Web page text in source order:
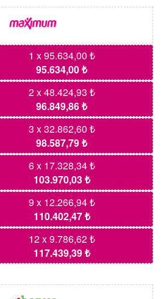
1 x 95.634,00 ₺
95.634,00 ₺
2 x 48.424,93 ₺
96.849,86 ₺
3 x 32.862,60 ₺
98.587,79 ₺
6 x 17.328,34 ₺
103.970,03 ₺
9 x 12.266,94 ₺
110.402,47 ₺
12 x 9.786,62 ₺
117.439,39 ₺